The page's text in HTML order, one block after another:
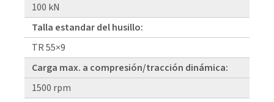
100 kN
Talla estandar del husillo:
TR 55×9
Carga max. a compresión/tracción dinámica:
1500 rpm